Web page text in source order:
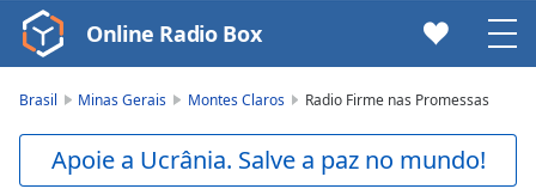
Video
Player
Online Radio Box
Brasil Minas Gerais Montes Claros Radio Firme nas Promessas
Apoie a Ucrânia. Salve a paz no mundo!